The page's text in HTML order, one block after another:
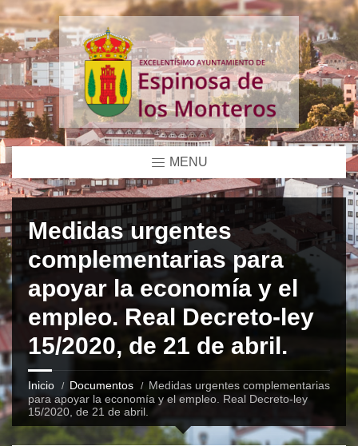
MENU
Medidas urgentes
complementarias para
apoyar la economía y el
empleo. Real Decreto-ley
15/2020, de 21 de abril.
Inicio Documentos
Medidas urgentes complementarias
para apoyar la economía y el empleo. Real Decreto-ley
15/2020, de 21 de abril.